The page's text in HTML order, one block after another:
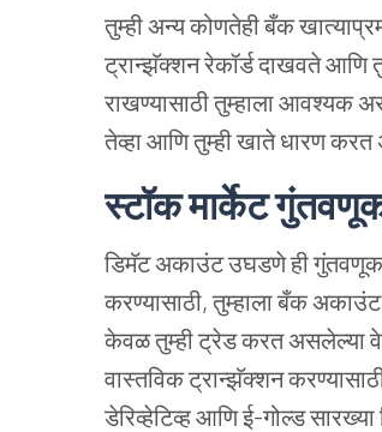
तुम्ही अन्य कोणतेही बँक
ट्रान्झॅक्शन रेकॉर्ड दाखवते आणि
राखण्यासाठी तुम्हाला आवश्यक
तेव्हा आणि तुम्ही खाते धारण
स्टॉक मार्केट
डिमॅट अकाउंट उघडणे ही
करण्यासाठी, तुम्हाला बँक
केवळ तुम्ही ट्रेड करत असलेल्या
वास्तविक ट्रान्झॅक्शन
डेरिव्हेटिव्ह आणि ई-गोल्ड